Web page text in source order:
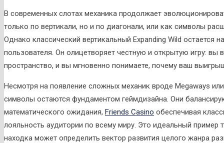
В современных слотах механика продолжает
только по вертикали, но и по диагонали, или как символы
Однако классический вертикальный Expanding Wild остается
пользователя. Он олицетворяет честную и открытую игру: вы
пространство, и вы мгновенно понимаете, почему ваш
Несмотря на появление сложных механик вроде Megaways
символы остаются фундаментом геймдизайна. Они
математического ожидания, Friends Casino обеспечивая
лояльность аудитории по всему миру. Это идеальный пример
находка может определить вектор развития целого жанра